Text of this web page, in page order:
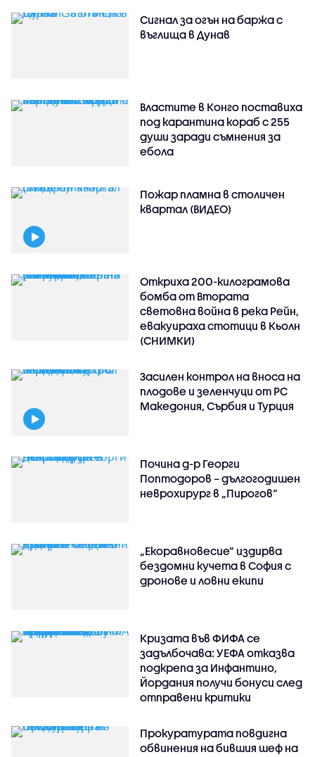
Сигнал за огън на баржа с
въглища в Дунав
Властите в Конго поставиха
под карантина кораб с 255
души заради съмнения за
ебола
Пожар пламна в столичен
квартал (ВИДЕО)
Откриха 200-килограмова
бомба от Втората
световна война в река Рейн,
евакуираха стотици в Кьолн
(СНИМКИ)
Засилен контрол на вноса на
плодове и зеленчуци от РС
Македония, Сърбия и Турция
Почина д-р Георги
Поптодоров – дългогодишен
неврохирург в „Пирогов“
„Екоравновесие“ издирва
бездомни кучета в София с
дронове и ловни екипи
Кризата във ФИФА се
задълбочава: УЕФА отказва
подкрепа за Инфантино,
Йордания получи бонуси след
отправени критики
Прокуратурата повдигна
обвинения на бившия шеф на